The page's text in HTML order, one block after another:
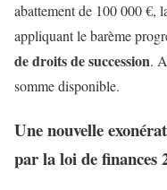
abattement de 100 000 €,
appliquant le barème
de droits de succession.
somme disponible.
Une nouvelle
par la loi de finances